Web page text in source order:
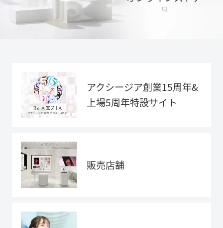
アクシージア創業15周年&
上場5周年特設サイト
販売店舗